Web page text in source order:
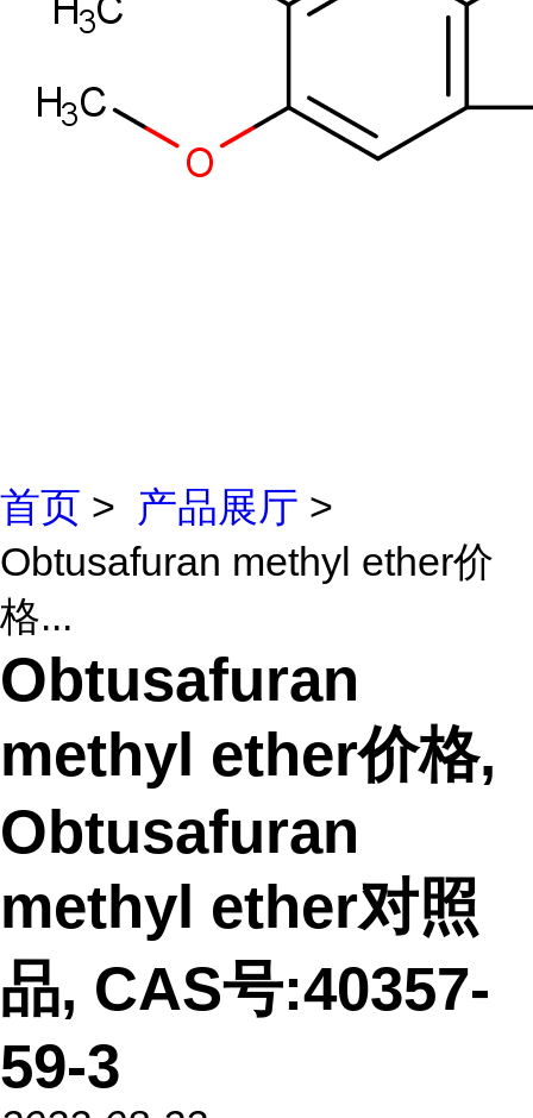
首页 > 产品展厅 >
Obtusafuran methyl ether价
格...
Obtusafuran
methyl ether价格,
Obtusafuran
methyl ether对照
品, CAS号:40357-
59-3